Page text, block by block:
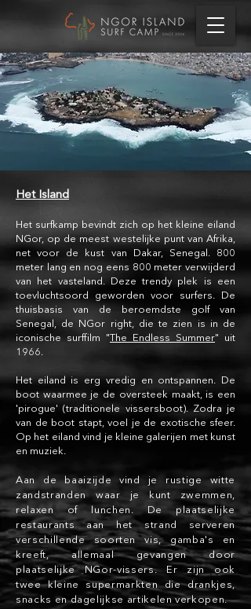
Het Island
Het surfkamp bevindt zich op het kleine eiland
NGor, op de meest westelijke punt van Afrika,
net voor de kust van Dakar, Senegal. 800
meter lang en nog eens 800 meter verwijderd
van het vasteland. Deze trendy plek is een
toevluchtsoord geworden voor surfers. De
thuisbasis van de beroemdste golf van
Senegal, de NGor right, die te zien is in de
iconische surffilm "The Endless Summer" uit
1966.
Het eiland is erg vredig en ontspannen. De
boot waarmee je de oversteek maakt, is een
'pirogue' (traditionele vissersboot). Zodra je
van de boot stapt, voel je de exotische sfeer.
Op het eiland vind je kleine galerijen met kunst
en muziek.
Aan de baaizijde vind je rustige witte
zandstranden waar je kunt zwemmen,
relaxen of lunchen. De plaatselijke
restaurants aan het strand serveren
verschillende soorten vis, gamba's en
kreeft, allemaal gevangen door
plaatselijke NGor-vissers. Er zijn ook
twee kleine supermarkten die drankjes,
snacks en dagelijkse artikelen verkopen.